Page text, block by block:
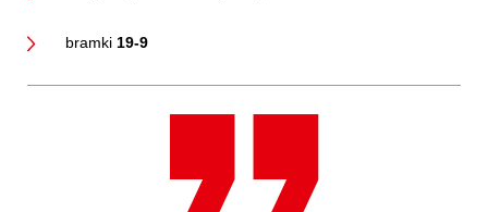
bramki 19-9